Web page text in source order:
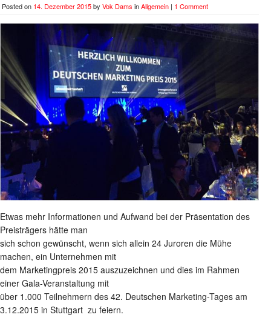
Posted on 14. Dezember 2015by Vok Dams inAllgemein | 1 Comment
Etwas mehr Informationen und Aufwand bei der Präsentation des
Preisträgers hätte man
sich schon gewünscht, wenn sich allein 24 Juroren die Mühe
machen, ein Unternehmen mit
dem Marketingpreis 2015 auszuzeichnen und dies im Rahmen
einer Gala-Veranstaltung mit
über 1.000 Teilnehmern des 42. Deutschen Marketing-Tages am
3.12.2015 in Stuttgart zu feiern.